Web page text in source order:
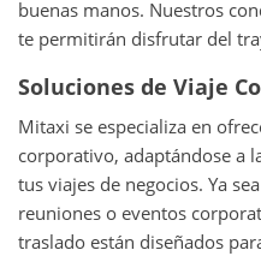
buenas manos. Nuestros
te permitirán disfrutar del
Soluciones de Viaje
Mitaxi se especializa en
corporativo, adaptándose a
tus viajes de negocios. Ya
reuniones o eventos
traslado están diseñados